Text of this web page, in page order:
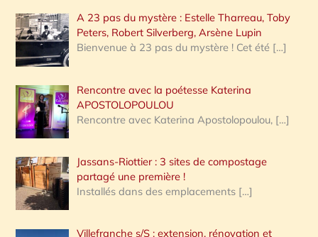
A 23 pas du mystère : Estelle Tharreau, Toby
Peters, Robert Silverberg, Arsène Lupin
Bienvenue à 23 pas du mystère ! Cet été […]
Rencontre avec la poétesse Katerina
APOSTOLOPOULOU
Rencontre avec Katerina Apostolopoulou, […]
Jassans-Riottier : 3 sites de compostage
partagé une première !
Installés dans des emplacements […]
Villefranche s/S : extension, rénovation et